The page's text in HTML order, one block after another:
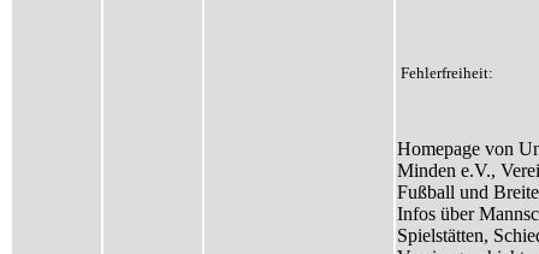
Fehlerfreiheit:
Homepage von
Minden e.V.,
Fußball und
Infos über
Spielstätten,